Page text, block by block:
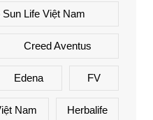
Life Việt Nam
Creed Aventus
Edena FV
Nam Herbalife